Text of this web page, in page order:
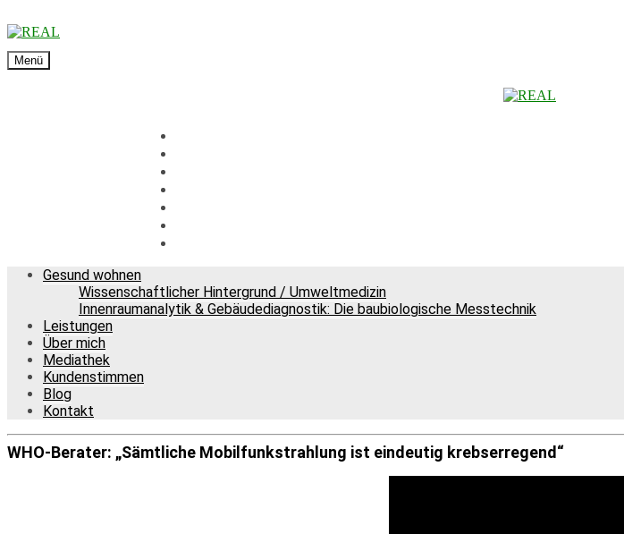
Menü
Gesund wohnen
Wissenschaftlicher Hintergrund / Umweltmedizin
Innenraumanalytik & Gebäudediagnostik: Die baubiologische Messtechnik
Leistungen
Über mich
Mediathek
Kundenstimmen
Blog
Kontakt
WHO-Berater: „Sämtliche Mobilfunkstrahlung ist eindeutig krebserregend“